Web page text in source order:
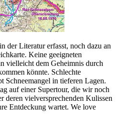
der Literatur erfasst, noch dazu an
Keine geeigneten
vielleicht dem Geheimnis durch
könnte. Schlechte
Schneemangel in tieferen Lagen.
auf einer Supertour, die wir noch
deren vielversprechenden Kulissen
Entdeckung wartet. We love